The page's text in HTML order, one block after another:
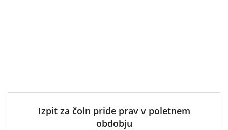
Izpit za čoln pride prav v poletnem
obdobju